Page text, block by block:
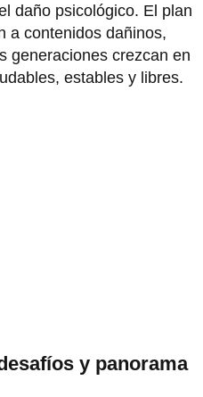
daño psicológico. El plan
a contenidos dañinos,
generaciones crezcan en
estables y libres.
y panorama